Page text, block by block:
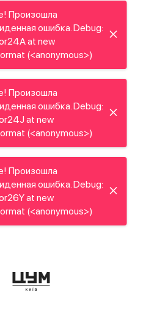
Произошла
ошибка. Debug:
at new
(<anonymous>)
Произошла
ошибка. Debug:
at new
(<anonymous>)
Произошла
ошибка. Debug:
at new
(<anonymous>)